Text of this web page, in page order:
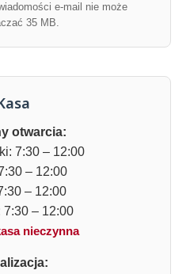
e-mail nie może
35 MB.
otwarcia:
7:30 – 12:00
– 12:00
– 12:00
7:30 – 12:00
nieczynna